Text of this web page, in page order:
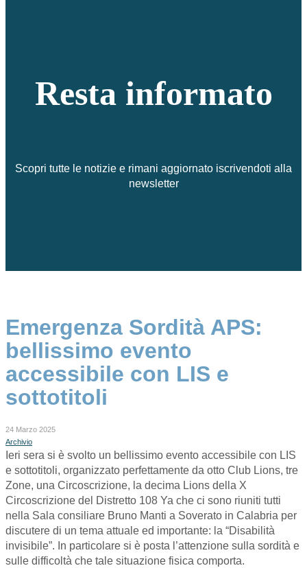
Resta informato
Scopri tutte le notizie e rimani aggiornato iscrivendoti alla
newsletter
Emergenza Sordità APS:
bellissimo evento
accessibile con LIS e
sottotitoli
24 Marzo 2025
Archivio
Ieri sera si è svolto un bellissimo evento accessibile con LIS
e sottotitoli, organizzato perfettamente da otto Club Lions, tre
Zone, una Circoscrizione, la decima Lions della X
Circoscrizione del Distretto 108 Ya che ci sono riuniti tutti
nella Sala consiliare Bruno Manti a Soverato in Calabria per
discutere di un tema attuale ed importante: la “Disabilità
invisibile”. In particolare si è posta l’attenzione sulla sordità e
sulle difficoltà che tale situazione fisica comporta.